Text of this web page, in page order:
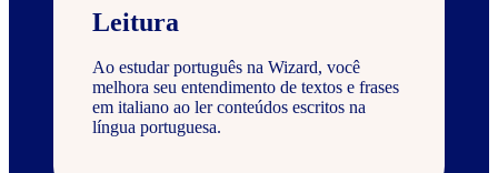
Leitura
Ao estudar português na Wizard, você
melhora seu entendimento de textos e frases
em italiano ao ler conteúdos escritos na
língua portuguesa.